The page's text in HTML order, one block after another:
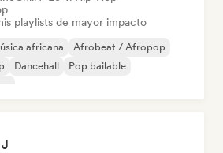
playlists de mayor impacto
africana
Afrobeat / Afropop
Dancehall
Pop bailable